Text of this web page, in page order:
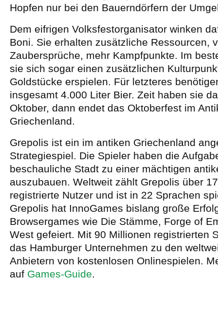
Hopfen nur bei den Bauerndörfern der
Dem eifrigen Volksfestorganisator winken
Boni. Sie erhalten zusätzliche Ressourcen,
Zaubersprüche, mehr Kampfpunkte. Im
sie sich sogar einen zusätzlichen
Goldstücke erspielen. Für letzteres
insgesamt 4.000 Liter Bier. Zeit haben sie
Oktober, dann endet das Oktoberfest im
Griechenland.
Grepolis ist ein im antiken Griechenland
Strategiespiel. Die Spieler haben die
beschauliche Stadt zu einer mächtigen
auszubauen. Weltweit zählt Grepolis über
registrierte Nutzer und ist in 22 Sprachen
Grepolis hat InnoGames bislang große
Browsergames wie Die Stämme, Forge of
West gefeiert. Mit 90 Millionen registrierten
das Hamburger Unternehmen zu den
Anbietern von kostenlosen Onlinespielen.
auf Games-Guide